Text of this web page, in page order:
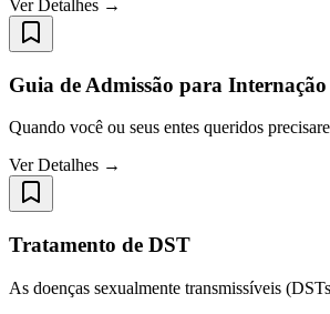
Ver Detalhes →
Guia de Admissão para Internação
Quando você ou seus entes queridos
Ver Detalhes →
Tratamento de DST
As doenças sexualmente transmissíveis